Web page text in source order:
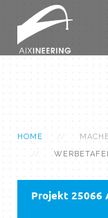
HOME
Projekt 25066